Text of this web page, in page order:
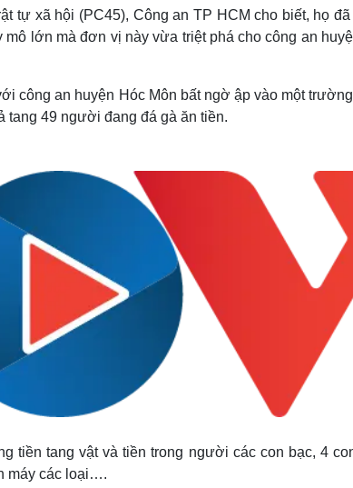
Thế giới thể thao
eSports
Hậu trường
Tư vấn
Sân khấu - Điện ảnh
Văn học
Nghệ sĩ
Thời trang
tự xã hội (PC45), Công an TP HCM cho biết, họ
lớn mà đơn vị này vừa triệt phá cho công an
công an huyện Hóc Môn bất ngờ ập vào một
tang 49 người đang đá gà ăn tiền.
tiền tang vật và tiền trong người các con bạc, 4
máy các loại….